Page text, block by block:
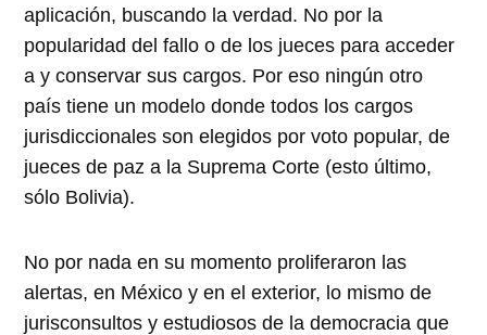
aplicación, buscando la verdad. No por la
popularidad del fallo o de los jueces para acceder
a y conservar sus cargos. Por eso ningún otro
país tiene un modelo donde todos los cargos
jurisdiccionales son elegidos por voto popular, de
jueces de paz a la Suprema Corte (esto último,
sólo Bolivia).
No por nada en su momento proliferaron las
alertas, en México y en el exterior, lo mismo de
jurisconsultos y estudiosos de la democracia que